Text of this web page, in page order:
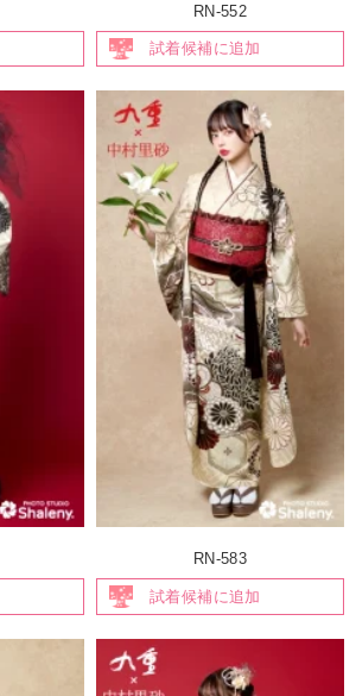
RN-552
試着候補に追加
RN-583
試着候補に追加